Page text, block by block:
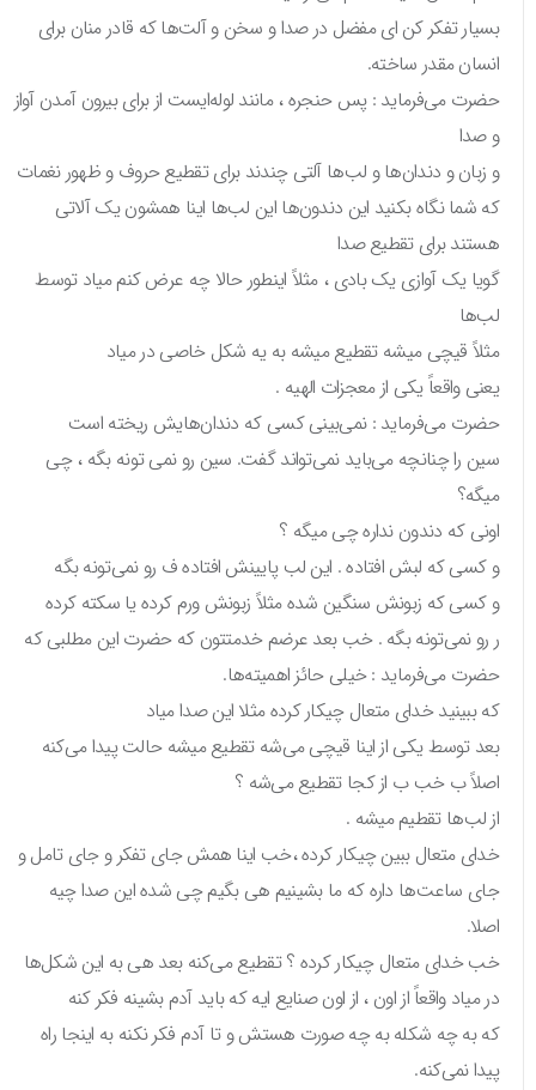
بسیار تفکر کن ای مفضل در صدا و سخن و آلت‌ها که قادر منان برای
انسان مقدر ساخته.
حضرت می‌فرماید : پس حنجره ، مانند لوله‌ایست از برای بیرون آمدن آواز
و صدا
و زبان و دندان‌ها و لب‌ها آلتی چندند برای تقطیع حروف و ظهور نغمات
که شما نگاه بکنید این دندون‌ها این لب‌ها اینا همشون یک آلاتی
هستند برای تقطیع صدا
گویا یک آوازی یک بادی ، مثلاً اینطور حالا چه عرض کنم میاد توسط
لب‌ها
مثلاً قیچی میشه تقطیع میشه به یه شکل خاصی در میاد
یعنی واقعاً یکی از معجزات الهیه .
حضرت می‌فرماید : نمی‌بینی کسی که دندان‌هایش ریخته است
سین را چنانچه می‌باید نمی‌تواند گفت. سین رو نمی تونه بگه ، چی
میگه؟
اونی که دندون نداره چی میگه ؟
و کسی که لبش افتاده . این لب پایینش افتاده ف رو نمی‌تونه بگه
و کسی که زبونش سنگین شده مثلاً زبونش ورم کرده یا سکته کرده
ر رو نمی‌تونه بگه . خب بعد عرضم خدمتتون که حضرت این مطلبی که
حضرت می‌فرماید : خیلی حائز اهمیته‌ها.
که ببینید خدای متعال چیکار کرده مثلا این صدا میاد
بعد توسط یکی از اینا قیچی می‌شه تقطیع میشه حالت پیدا می‌کنه
اصلاً ب خب ب از کجا تقطیع می‌شه ؟
از لب‌ها تقطیم میشه .
خدای متعال ببین چیکار کرده ،خب اینا همش جای تفکر و جای تامل و
جای ساعت‌ها داره که ما بشینیم هی بگیم چی شده این صدا چیه
اصلا.
خب خدای متعال چیکار کرده ؟ تقطیع می‌کنه بعد هی به این شکل‌ها
در میاد واقعاً از اون ، از اون صنایع ایه که باید آدم بشینه فکر کنه
که به چه شکله به چه صورت هستش و تا آدم فکر نکنه به اینجا راه
پیدا نمی‌کنه.